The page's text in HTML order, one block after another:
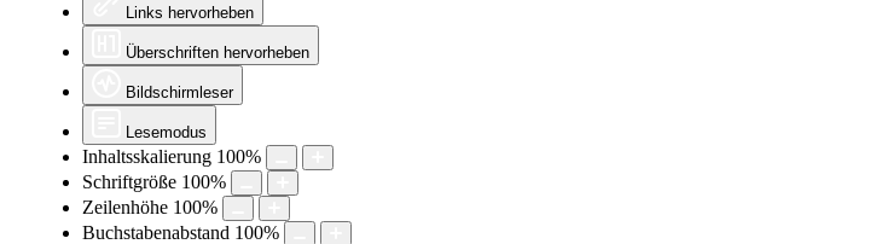
Links hervorheben
Überschriften hervorheben
Bildschirmleser
Lesemodus
Inhaltsskalierung 100%
Schriftgröße 100%
Zeilenhöhe 100%
Buchstabenabstand 100%